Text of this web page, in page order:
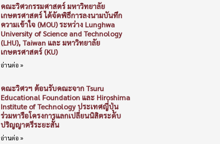
คณะวิศวกรรมศาสตร์ มหาวิทยาลัย
เกษตรศาสตร์ ได้จัดพิธีการลงนามบันทึก
ความเข้าใจ (MOU) ระหว่าง Lunghwa
University of Science and Technology
(LHU), Taiwan และ มหาวิทยาลัย
เกษตรศาสตร์ (KU)
อ่านต่อ »
คณะวิศวฯ ต้อนรับคณะจาก Tsuru
Educational Foundation และ Hiroshima
Institute of Technology ประเทศญี่ปุ่น
ร่วมหารือโครงการแลกเปลี่ยนนิสิตระดับ
ปริญญาตรีระยะสั้น
อ่านต่อ »